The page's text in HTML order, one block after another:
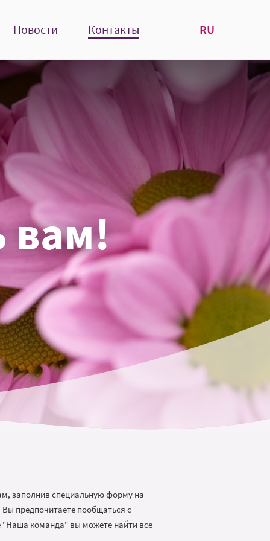
Новости Контакты RU
вам!
заполнив специальную форму на
предпочитаете пообщаться с
"Наша команда" вы можете найти все